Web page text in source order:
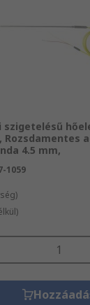
szigetelésű
Rozsdamentes
4.5 mm,
1059